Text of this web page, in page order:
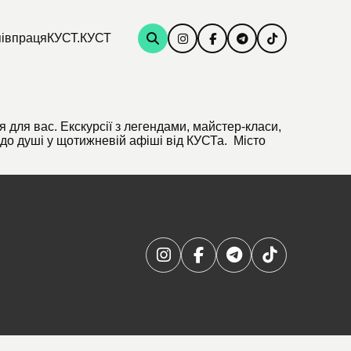
КУСТ.КУСТ
для вас. Екскурсії з легендами, майстер-класи,
душі у щотижневій афіші від КУСТа. Місто